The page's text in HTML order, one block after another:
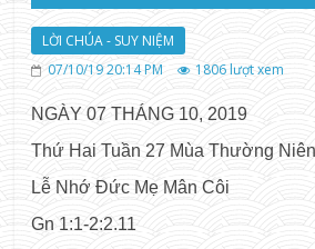
LỜI CHÚA - SUY NIỆM
07/10/19 20:14 PM
1806lượt xem
NGÀY 07 THÁNG 10, 2019
Thứ Hai Tuần 27 Mùa Thường Niên
Lễ Nhớ Đức Mẹ Mân Côi
Gn 1:1-2:2.11